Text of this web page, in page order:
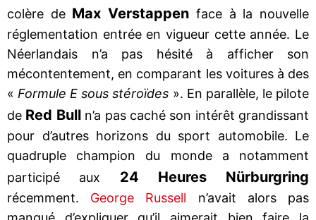
colère de Max Verstappen face à la nouvelle
réglementation entrée en vigueur cette année. Le
Néerlandais n’a pas hésité à afficher son
mécontentement, en comparant les voitures à des
« Formule E sous stéroïdes ». En parallèle, le pilote
de Red Bulln’a pas caché son intérêt grandissant
pour d’autres horizons du sport automobile. Le
quadruple champion du monde a notamment
participé aux 24 Heures Nürburgring
récemment. George Russell n’avait alors pas